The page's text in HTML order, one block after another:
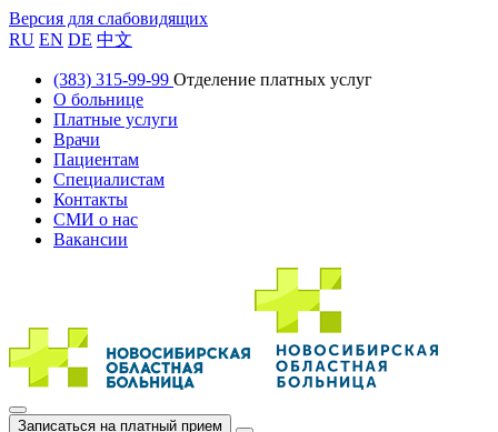
Версия для слабовидящих
RU EN DE 中文
(383) 315-99-99 Отделение платных услуг
О больнице
Платные услуги
Врачи
Пациентам
Специалистам
Контакты
СМИ о нас
Вакансии
Записаться на платный прием